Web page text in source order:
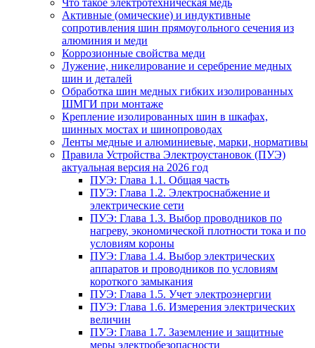
Что такое электротехническая медь
Активные (омические) и индуктивные
сопротивления шин прямоугольного сечения из
алюминия и меди
Коррозионные свойства меди
Лужение, никелирование и серебрение медных
шин и деталей
Обработка шин медных гибких изолированных
ШМГИ при монтаже
Крепление изолированных шин в шкафах,
шинных мостах и шинопроводах
Ленты медные и алюминиевые, марки, нормативы
Правила Устройства Электроустановок (ПУЭ)
актуальная версия на 2026 год
ПУЭ: Глава 1.1. Общая часть
ПУЭ: Глава 1.2. Электроснабжение и
электрические сети
ПУЭ: Глава 1.3. Выбор проводников по
нагреву, экономической плотности тока и по
условиям короны
ПУЭ: Глава 1.4. Выбор электрических
аппаратов и проводников по условиям
короткого замыкания
ПУЭ: Глава 1.5. Учет электроэнергии
ПУЭ: Глава 1.6. Измерения электрических
величин
ПУЭ: Глава 1.7. Заземление и защитные
меры электробезопасности